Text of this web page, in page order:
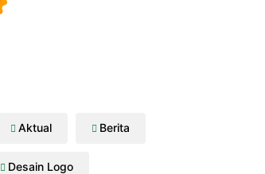
Aktual Berita
Desain Logo